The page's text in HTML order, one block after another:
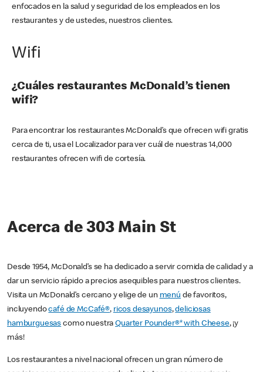
enfocados en la salud y seguridad de los empleados en los
restaurantes y de ustedes, nuestros clientes.
Wifi
¿Cuáles restaurantes McDonald’s tienen
wifi?
Para encontrar los restaurantes McDonald’s que ofrecen wifi gratis
cerca de ti, usa el Localizador para ver cuál de nuestras 14,000
restaurantes ofrecen wifi de cortesía.
Acerca de 303 Main St
Desde 1954, McDonald’s se ha dedicado a servir comida de calidad y a
dar un servicio rápido a precios asequibles para nuestros clientes.
Visita un McDonald’s cercano y elige de un menú de favoritos,
incluyendocafé de McCafé®, ricos desayunos,deliciosas
hamburguesas como nuestraQuarter Pounder®* with Cheese, ¡y
más!
Los restaurantes a nivel nacional ofrecen un gran número de